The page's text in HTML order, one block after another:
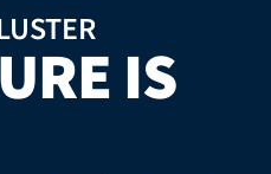
IS